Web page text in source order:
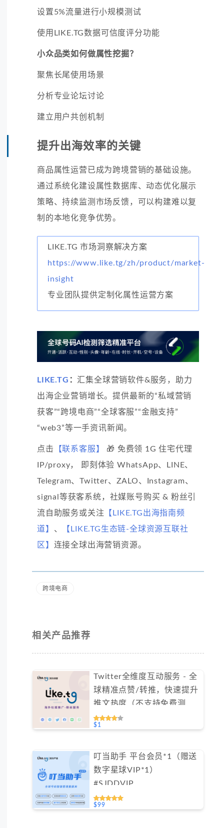
设置5%流量进行小规模测试
使用LIKE.TG数据可信度评分功能
小众品类如何做属性挖掘？
聚焦长尾使用场景
分析专业论坛讨论
建立用户共创机制
提升出海效率的关键
商品属性运营已成为跨境营销的基础设施。
通过系统化建设属性数据库、动态优化展示
策略、持续监测市场反馈，可以构建难以复
制的本地化竞争优势。
LIKE.TG 市场洞察解决方案
https://www.like.tg/zh/product/market-
insight
专业团队提供定制化属性运营方案
LIKE.TG ： 汇集全球营销软件&服务，助力
出海企业营销增长。提供最新的“私域营销
获客”“跨境电商”“全球客服”“金融支持”
“web3”等一手资讯新闻。
点击 【联系客服】
🎁 免费领 1G 住宅代理
IP/proxy， 即刻体验 WhatsApp、LINE、
Telegram、Twitter、ZALO、Instagram、
signal等获客系统，社媒账号购买 & 粉丝引
流自助服务或关注 【LIKE.TG出海指南频
道】 、
【LIKE.TG生态链-全球资源互联社
区】 连接全球出海营销资源。
跨境电商
相关产品推荐
Twitter全维度互动服务 - 全
球精准点赞/转推，快速提升
推文热度（不支持免费测
试）
$1
叮当助手 平台会员*1（赠送
数字星球VIP*1）
#SJDDVIP
$99